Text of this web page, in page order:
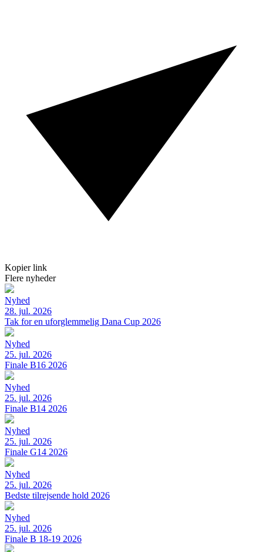
Kopier link
Flere nyheder
Nyhed
28. jul. 2026
Tak for en uforglemmelig Dana Cup 2026
Nyhed
25. jul. 2026
Finale B16 2026
Nyhed
25. jul. 2026
Finale B14 2026
Nyhed
25. jul. 2026
Finale G14 2026
Nyhed
25. jul. 2026
Bedste tilrejsende hold 2026
Nyhed
25. jul. 2026
Finale B 18-19 2026